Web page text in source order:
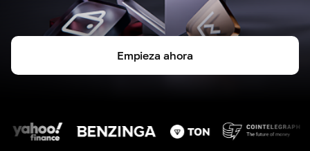
Empieza ahora